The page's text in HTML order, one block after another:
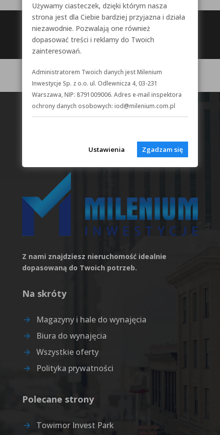
Z nami znajdziesz nieruchomość idealnie
dopasowaną do Twoich potrzeb.
Na skróty
Magazyny i hale do wynajęcia
Biura do wynajęcia
Wszystkie oferty
Polityka prywatności
Polecane strony
Towimor Invest Park
Używamy ciasteczek, dzięki którym nasza
strona jest dla Ciebie bardziej przyjazna i działa
niezawodnie. Pozwalają one również
dopasować treści i reklamy do Twoich
zainteresowań.
Administratorem Twoich danych jest Milenium
Inwestycje Sp. z o.o. ul. Odlewnicza 4, 03-231
Warszawa, NIP: 8791009006. Adres e-mail inspektora
ochrony danych osobowych: iod@milenium.com.pl
Ustawienia Zgadzam się